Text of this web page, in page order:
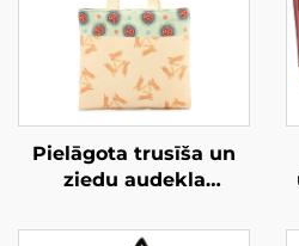
Pielāgota trusīša un
ziedu audekla
– unikāls